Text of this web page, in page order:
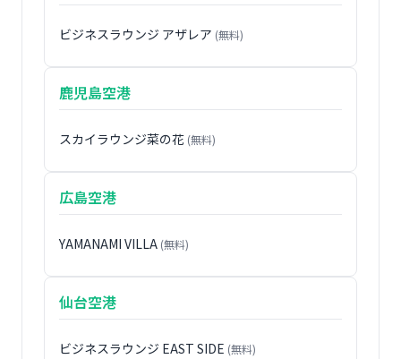
ビジネスラウンジ アザレア (無料)
鹿児島空港
スカイラウンジ菜の花 (無料)
広島空港
YAMANAMI VILLA (無料)
仙台空港
ビジネスラウンジ EAST SIDE (無料)